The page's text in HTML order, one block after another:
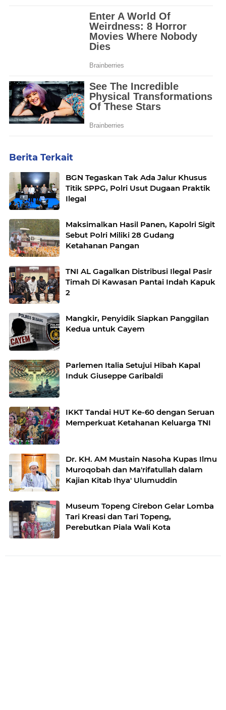
Berita Terkait
BGN Tegaskan Tak Ada Jalur Khusus
Titik SPPG, Polri Usut Dugaan Praktik
Ilegal
Maksimalkan Hasil Panen, Kapolri Sigit
Sebut Polri Miliki 28 Gudang
Ketahanan Pangan
TNI AL Gagalkan Distribusi Ilegal Pasir
Timah Di Kawasan Pantai Indah Kapuk
2
Mangkir, Penyidik Siapkan Panggilan
Kedua untuk Cayem
Parlemen Italia Setujui Hibah Kapal
Induk Giuseppe Garibaldi
IKKT Tandai HUT Ke-60 dengan Seruan
Memperkuat Ketahanan Keluarga TNI
Dr. KH. AM Mustain Nasoha Kupas Ilmu
Muroqobah dan Ma'rifatullah dalam
Kajian Kitab Ihya' Ulumuddin
Museum Topeng Cirebon Gelar Lomba
Tari Kreasi dan Tari Topeng,
Perebutkan Piala Wali Kota